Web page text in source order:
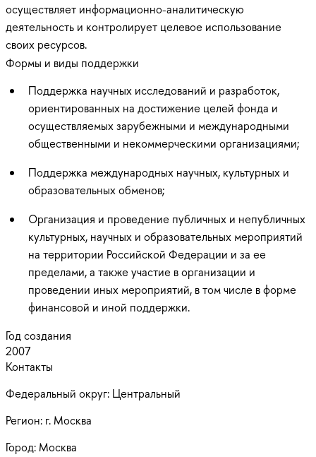
осуществляет информационно-аналитическую
деятельность и контролирует целевое использование
своих ресурсов.
Формы и виды поддержки
Поддержка научных исследований и разработок,
ориентированных на достижение целей фонда и
осуществляемых зарубежными и международными
общественными и некоммерческими организациями;
Поддержка международных научных, культурных и
образовательных обменов;
Организация и проведение публичных и непубличных
культурных, научных и образовательных мероприятий
на территории Российской Федерации и за ее
пределами, а также участие в организации и
проведении иных мероприятий, в том числе в форме
финансовой и иной поддержки.
Год создания
2007
Контакты
Федеральный округ: Центральный
Регион: г. Москва
Город: Москва